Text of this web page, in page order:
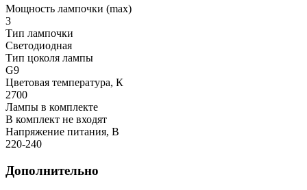
Мощность лампочки (max)
3
Тип лампочки
Светодиодная
Тип цоколя лампы
G9
Цветовая температура, К
2700
Лампы в комплекте
В комплект не входят
Напряжение питания, В
220-240
Дополнительно